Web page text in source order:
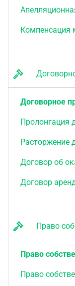
Компенсация
Договорное
Пролонгация
Расторжение
Договор об
Договор
Право
Право
Право